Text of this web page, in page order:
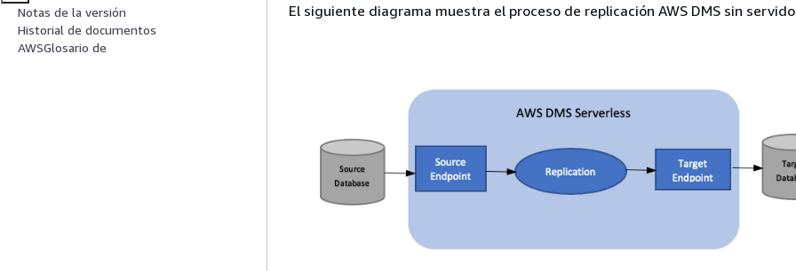
Notas de la versión
Historial de documentos
AWSGlosario de
El siguiente diagrama muestra el proceso de replicación AWS DMS sin